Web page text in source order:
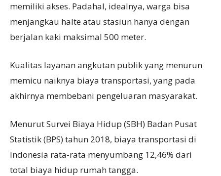
memiliki akses. Padahal, idealnya, warga bisa
menjangkau halte atau stasiun hanya dengan
berjalan kaki maksimal 500 meter.
Kualitas layanan angkutan publik yang menurun
memicu naiknya biaya transportasi, yang pada
akhirnya membebani pengeluaran masyarakat.
Menurut Survei Biaya Hidup (SBH) Badan Pusat
Statistik (BPS) tahun 2018, biaya transportasi di
Indonesia rata-rata menyumbang 12,46% dari
total biaya hidup rumah tangga.